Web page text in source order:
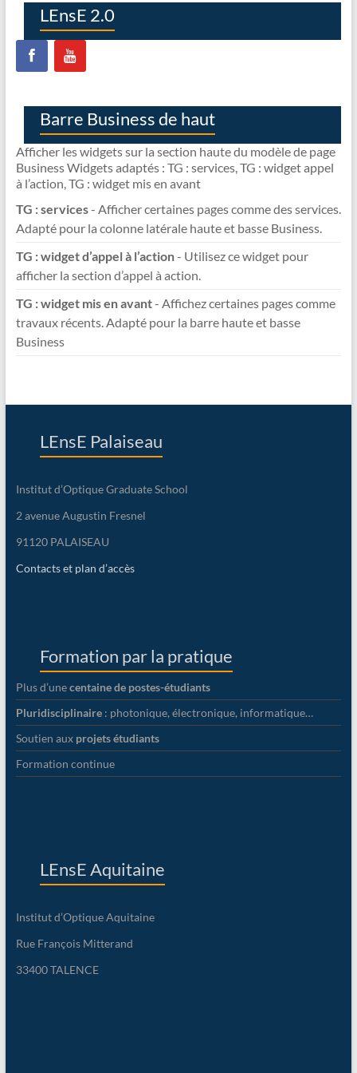
LEnsE 2.0
Barre Business de haut
Afficher les widgets sur la section haute du modèle de page
Business Widgets adaptés : TG : services, TG : widget appel
à l’action, TG : widget mis en avant
TG : services- Afficher certaines pages comme des services.
Adapté pour la colonne latérale haute et basse Business.
TG : widget d’appel à l’action- Utilisez ce widget pour
afficher la section d’appel à action.
TG : widget mis en avant- Affichez certaines pages comme
travaux récents. Adapté pour la barre haute et basse
Business
LEnsE Palaiseau
Institut d’Optique Graduate School
2 avenue Augustin Fresnel
91120 PALAISEAU
Contacts et plan d’accès
Formation par la pratique
Plus d’unecentaine de postes-étudiants
Pluridisciplinaire: photonique, électronique, informatique…
Soutien aux projets étudiants
Formation continue
LEnsE Aquitaine
Institut d’Optique Aquitaine
Rue François Mitterand
33400 TALENCE